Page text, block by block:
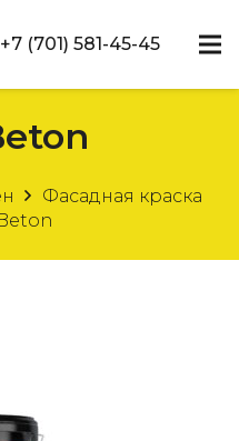
+7 (701) 581-45-45
Фасадная краска